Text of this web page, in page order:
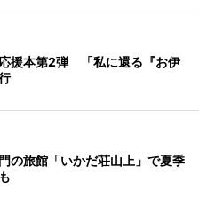
援本第2弾 「私に還る『お伊
の旅館「いかだ荘山上」で夏季